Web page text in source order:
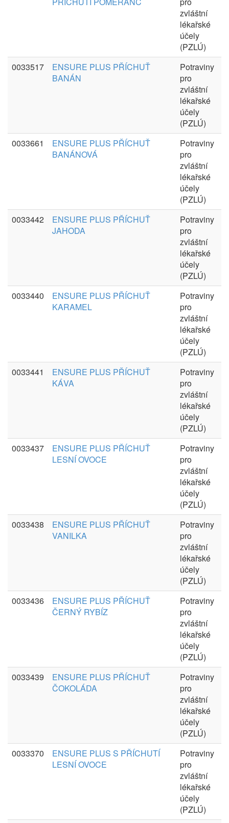
zvláštní
lékařské
účely
(PZLÚ)
0033517
ENSURE PLUS PŘÍCHUŤ
BANÁN
Potraviny
pro
zvláštní
lékařské
účely
(PZLÚ)
0033661
ENSURE PLUS PŘÍCHUŤ
BANÁNOVÁ
Potraviny
pro
zvláštní
lékařské
účely
(PZLÚ)
0033442
ENSURE PLUS PŘÍCHUŤ
JAHODA
Potraviny
pro
zvláštní
lékařské
účely
(PZLÚ)
0033440
ENSURE PLUS PŘÍCHUŤ
KARAMEL
Potraviny
pro
zvláštní
lékařské
účely
(PZLÚ)
0033441
ENSURE PLUS PŘÍCHUŤ
KÁVA
Potraviny
pro
zvláštní
lékařské
účely
(PZLÚ)
0033437
ENSURE PLUS PŘÍCHUŤ
LESNÍ OVOCE
Potraviny
pro
zvláštní
lékařské
účely
(PZLÚ)
0033438
ENSURE PLUS PŘÍCHUŤ
VANILKA
Potraviny
pro
zvláštní
lékařské
účely
(PZLÚ)
0033436
ENSURE PLUS PŘÍCHUŤ
ČERNÝ RYBÍZ
Potraviny
pro
zvláštní
lékařské
účely
(PZLÚ)
0033439
ENSURE PLUS PŘÍCHUŤ
ČOKOLÁDA
Potraviny
pro
zvláštní
lékařské
účely
(PZLÚ)
0033370
ENSURE PLUS S PŘÍCHUTÍ
LESNÍ OVOCE
Potraviny
pro
zvláštní
lékařské
účely
(PZLÚ)